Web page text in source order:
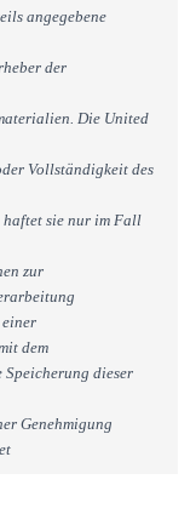
angegebene
der
Die United
Vollständigkeit des
haftet sie nur im Fall
zur
dem
Speicherung dieser
Genehmigung